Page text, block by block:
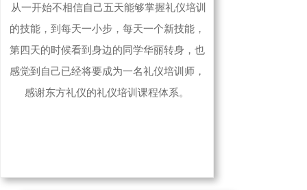
从一开始不相信自己五天能够掌握礼仪培训
的技能，到每天一小步，每天一个新技能，
第四天的时候看到身边的同学华丽转身，也
感觉到自己已经将要成为一名礼仪培训师，
感谢东方礼仪的礼仪培训课程体系。